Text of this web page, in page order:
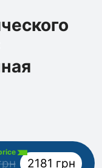
2181 грн